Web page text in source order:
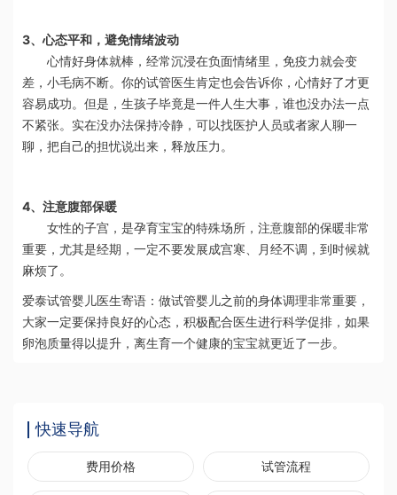
3、心态平和，避免情绪波动
心情好身体就棒，经常沉浸在负面情绪里，免疫力就会变
差，小毛病不断。你的试管医生肯定也会告诉你，心情好了才更
容易成功。但是，生孩子毕竟是一件人生大事，谁也没办法一点
不紧张。实在没办法保持冷静，可以找医护人员或者家人聊一
聊，把自己的担忧说出来，释放压力。
4、注意腹部保暖
女性的子宫，是孕育宝宝的特殊场所，注意腹部的保暖非常
重要，尤其是经期，一定不要发展成宫寒、月经不调，到时候就
麻烦了。
爱泰试管婴儿医生寄语：做试管婴儿之前的身体调理非常重要，
大家一定要保持良好的心态，积极配合医生进行科学促排，如果
卵泡质量得以提升，离生育一个健康的宝宝就更近了一步。
快速导航
费用价格 试管流程